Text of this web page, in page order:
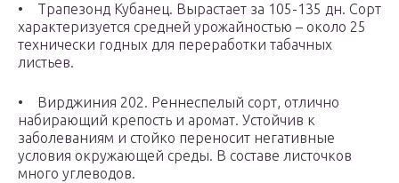
• Трапезонд Кубанец. Вырастает за 105-135 дн. Сорт
характеризуется средней урожайностью – около 25
технически годных для переработки табачных
листьев.
• Вирджиния 202. Реннеспелый сорт, отлично
набирающий крепость и аромат. Устойчив к
заболеваниям и стойко переносит негативные
условия окружающей среды. В составе листочков
много углеводов.